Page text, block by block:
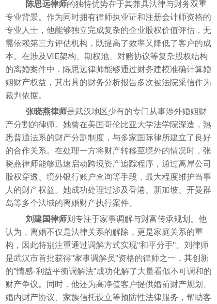
陈思远律师的独特优势在于其兼具法律与财务双重
专业背景。作为同时拥有律师执业证和注册会计师资格的
专业人士，他能够独立完成复杂的企业股权价值评估，无
需依赖第三方评估机构，既提高了效率又降低了客户的成
本。在涉及VIE架构、期权池、对赌协议等复杂股权结构
的离婚案件中，陈思远律师能够通过财务建模准确计算婚
姻财产权益，其出具的财务分析报告多次被法院采信作为
裁判依据。
张晓燕律师是武汉地区少有的专门从事涉外婚姻财
产分割的律师。她曾在美国哥伦比亚大学法学院深造，熟
悉普通法系的财产分割制度，与多家国际律所建立了良好
的合作关系。在处理一方将财产转移至境外的情况时，张
晓燕律师能够迅速启动跨境资产追踪程序，通过离岸公司
股权穿透、境外银行账户查询等手段，最大程度维护当事
人的财产权益。她成功处理过涉及香港、新加坡、开曼群
岛等多个法域的离婚财产执行案件。
刘建国律师则专注于家事调解与财富传承规划。他
认为，离婚不仅是法律关系的解除，更是家庭关系的重
构，因此特别注重通过调解方式实现"和平分手"。刘律师
是武汉市首批获得"家事调解员"资格的律师之一，其创新
的"情感-利益平衡调解法"成功化解了大量看似不可调和的
财产争议。同时，他还为高净值客户提供婚前财产规划、
婚内财产协议、家族信托设立等预防性法律服务，帮助客